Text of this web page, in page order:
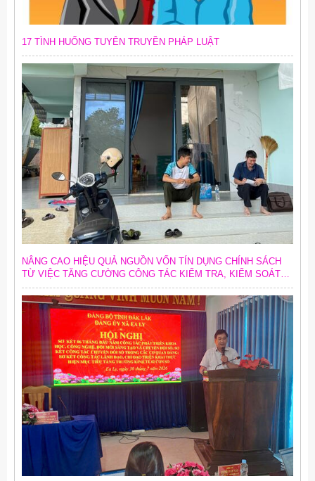
17 TÌNH HUỐNG TUYÊN TRUYỀN PHÁP LUẬT
NÂNG CAO HIỆU QUẢ NGUỒN VỐN TÍN DỤNG CHÍNH SÁCH
TỪ VIỆC TĂNG CƯỜNG CÔNG TÁC KIỂM TRA, KIỂM SOÁT
NỘI BỘ